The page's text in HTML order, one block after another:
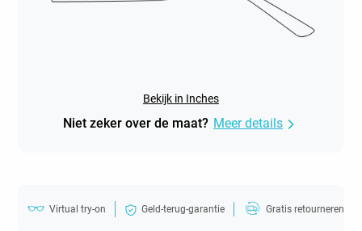
Bekijk in Inches
Niet zeker over de maat? Meer details
Virtual try-on Geld-terug-garantie Gratis retourneren